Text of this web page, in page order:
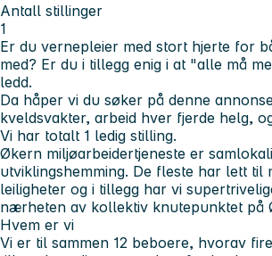
Antall stillinger
1
Er du vernepleier med stort hjerte for
med? Er du i tillegg enig i at "alle må
ledd.
Da håper vi du søker på denne
kveldsvakter, arbeid hver fjerde helg,
Vi har totalt 1 ledig stilling.
Økern miljøarbeidertjeneste er
utviklingshemming. De fleste har lett
leiligheter og i tillegg har vi
nærheten av kollektiv knutepunktet på
Hvem er vi
Vi er til sammen 12 beboere, hvorav